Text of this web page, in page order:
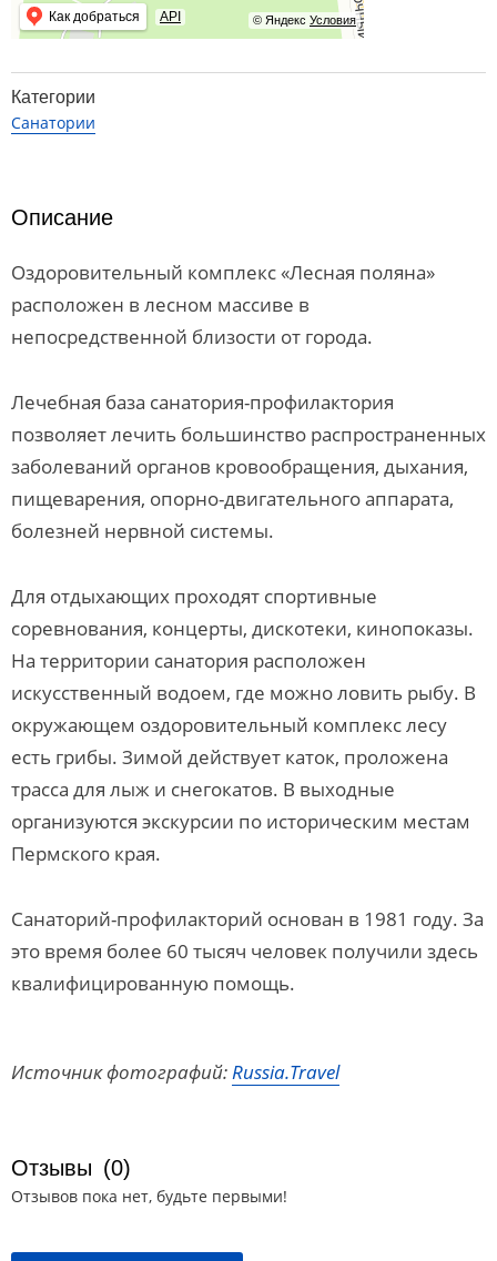
© Яндекс Условия
Как добраться API
Категории
Санатории
Описание
Оздоровительный комплекс «Лесная поляна»
расположен в лесном массиве в
непосредственной близости от города.
Лечебная база санатория-профилактория
позволяет лечить большинство распространенных
заболеваний органов кровообращения, дыхания,
пищеварения, опорно-двигательного аппарата,
болезней нервной системы.
Для отдыхающих проходят спортивные
соревнования, концерты, дискотеки, кинопоказы.
На территории санатория расположен
искусственный водоем, где можно ловить рыбу. В
окружающем оздоровительный комплекс лесу
есть грибы. Зимой действует каток, проложена
трасса для лыж и снегокатов. В выходные
организуются экскурсии по историческим местам
Пермского края.
Санаторий-профилакторий основан в 1981 году. За
это время более 60 тысяч человек получили здесь
квалифицированную помощь.
Источник фотографий:Russia.Travel
Отзывы (0)
Отзывов пока нет, будьте первыми!